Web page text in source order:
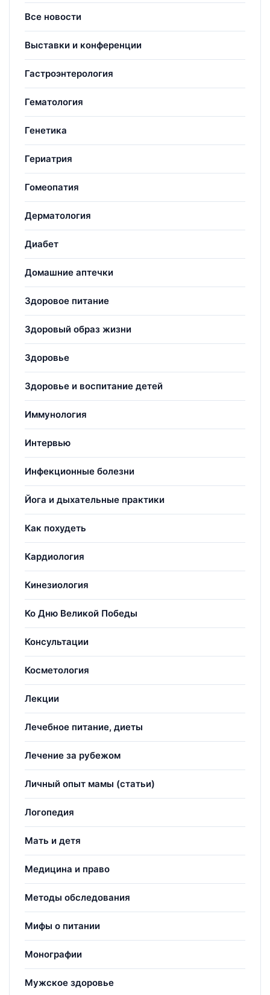
Все новости
Выставки и конференции
Гастроэнтерология
Гематология
Генетика
Гериатрия
Гомеопатия
Дерматология
Диабет
Домашние аптечки
Здоровое питание
Здоровый образ жизни
Здоровье
Здоровье и воспитание детей
Иммунология
Интервью
Инфекционные болезни
Йога и дыхательные практики
Как похудеть
Кардиология
Кинезиология
Ко Дню Великой Победы
Консультации
Косметология
Лекции
Лечебное питание, диеты
Лечение за рубежом
Личный опыт мамы (статьи)
Логопедия
Мать и детя
Медицина и право
Методы обследования
Мифы о питании
Монографии
Мужское здоровье